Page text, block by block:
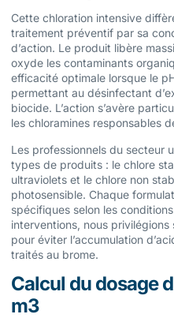
Cette chloration intensive
traitement préventif par sa
d’action. Le produit libère
oxyde les contaminants
efficacité optimale lorsque le
permettant au désinfectant
biocide. L’action s’avère
les chloramines responsables
Les professionnels du secteur
types de produits : le chlore
ultraviolets et le chlore non
photosensible. Chaque
spécifiques selon les
interventions, nous
pour éviter l’accumulation
traités au brome.
Calcul du dosage
m3